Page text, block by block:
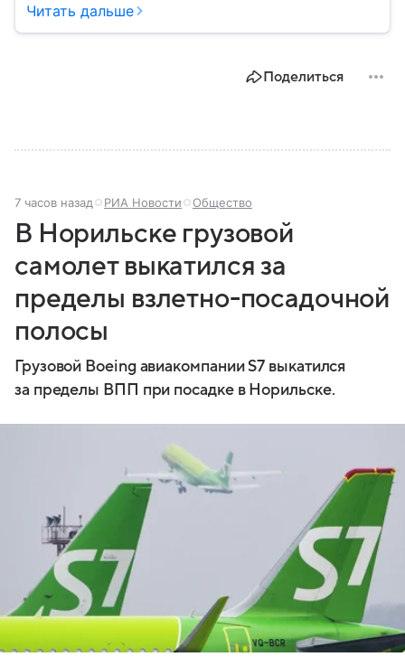
порядка, борьбу с преступностью, обеспечение
России, какие задачи выполняет министерство, как
Читать дальше
Поделиться
7 часов назад РИА Новости Общество
В Норильске грузовой
самолет выкатился за
пределы взлетно-посадочной
полосы
Грузовой Boeing авиакомпании S7 выкатился
за пределы ВПП при посадке в Норильске.